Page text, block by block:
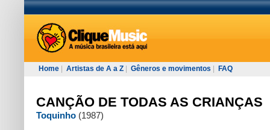
Home Artistas de A a Z Gêneros e movimentos FAQ
CANÇÃO DE TODAS AS CRIANÇAS
Toquinho (1987)